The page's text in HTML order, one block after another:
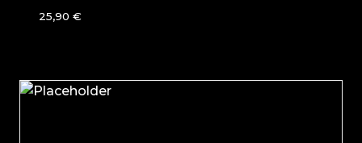
25,90 €